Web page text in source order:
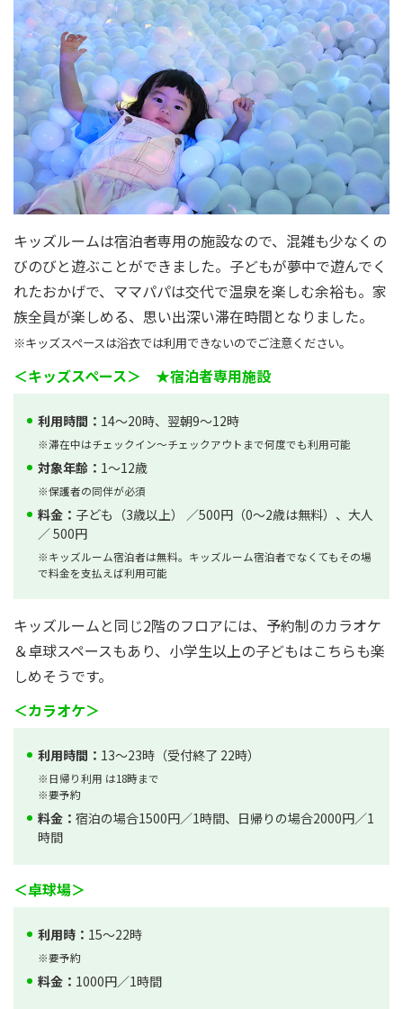
キッズルームは宿泊者専用の施設なので、混雑も少なくの
びのびと遊ぶことができました。子どもが夢中で遊んでく
れたおかげで、ママパパは交代で温泉を楽しむ余裕も。家
族全員が楽しめる、思い出深い滞在時間となりました。
※キッズスペースは浴衣では利用できないのでご注意ください。
＜キッズスペース＞ ★宿泊者専用施設
利用時間： 14〜20時、翌朝9〜12時
※滞在中はチェックイン〜チェックアウトまで何度でも利用可能
対象年齢： 1〜12歳
※保護者の同伴が必須
料金： 子ども（3歳以上） ／500円（0～2歳は無料）、大人
／ 500円
※キッズルーム宿泊者は無料。キッズルーム宿泊者でなくてもその場
で料金を支払えば利用可能
キッズルームと同じ2階のフロアには、予約制のカラオケ
＆卓球スペースもあり、小学生以上の子どもはこちらも楽
しめそうです。
＜カラオケ＞
利用時間： 13～23時（受付終了 22時）
※日帰り利用 は18時まで
※要予約
料金： 宿泊の場合1500円／1時間、日帰りの場合2000円／1
時間
＜卓球場＞
利用時： 15～22時
※要予約
料金： 1000円／1時間